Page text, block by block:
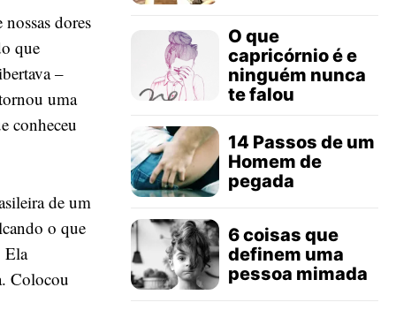
dores
que
–
uma
conheceu
de um
o que
Ela
Colocou
O que
capricórnio é e
ninguém nunca
te falou
14 Passos de um
Homem de
pegada
6 coisas que
definem uma
pessoa mimada